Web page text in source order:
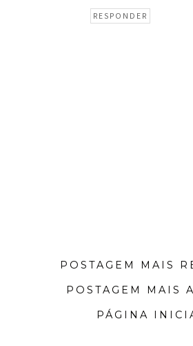
RESPONDER
POSTAGEM MAIS
POSTAGEM MAIS
PÁGINA